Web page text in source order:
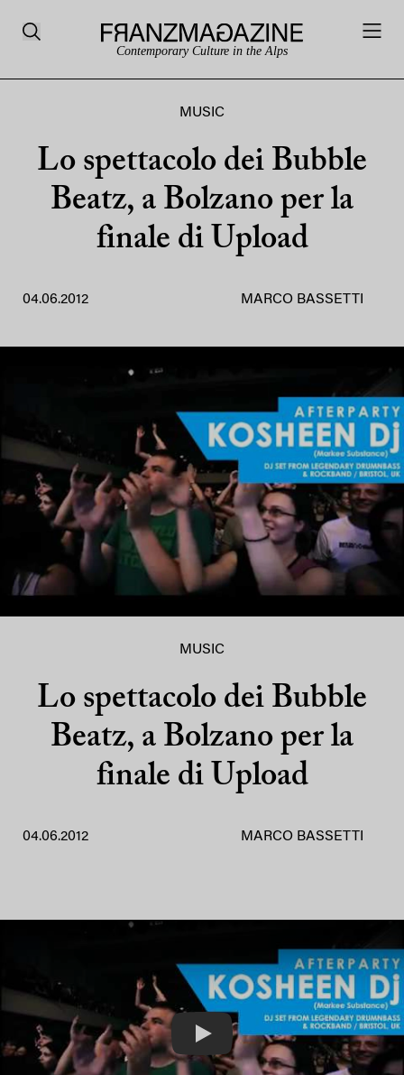
Contemporary Culture in the Alps
MUSIC
Lo spettacolo dei Bubble
Beatz, a Bolzano per la
finale di Upload
04.06.2012 MARCO BASSETTI
MUSIC
Lo spettacolo dei Bubble
Beatz, a Bolzano per la
finale di Upload
04.06.2012 MARCO BASSETTI